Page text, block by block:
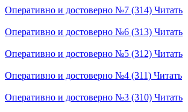
Оперативно и достоверно №7 (314) Читать
Оперативно и достоверно №6 (313) Читать
Оперативно и достоверно №5 (312) Читать
Оперативно и достоверно №4 (311) Читать
Оперативно и достоверно №3 (310) Читать